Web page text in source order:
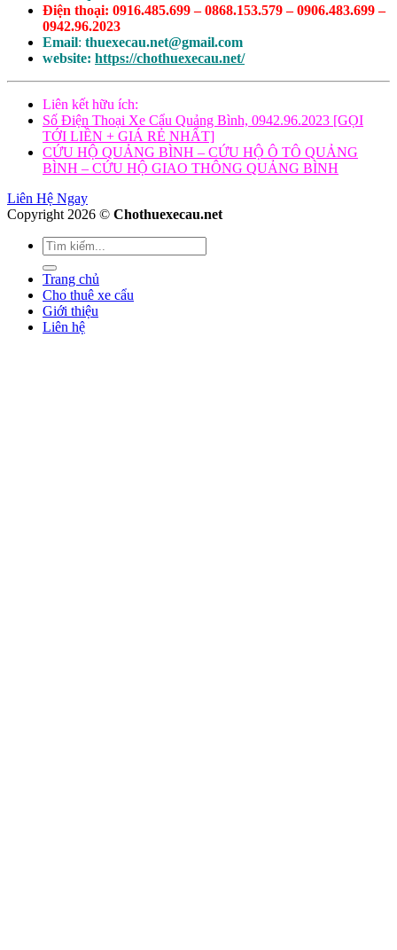
Điện thoại: 0916.485.699 – 0868.153.579 – 0906.483.699 –
0942.96.2023
Email: thuexecau.net@gmail.com
website: https://chothuexecau.net/
Liên kết hữu ích:
Số Điện Thoại Xe Cẩu Quảng Bình, 0942.96.2023 [GỌI
TỚI LIỀN + GIÁ RẺ NHẤT]
CỨU HỘ QUẢNG BÌNH – CỨU HỘ Ô TÔ QUẢNG
BÌNH – CỨU HỘ GIAO THÔNG QUẢNG BÌNH
Liên Hệ Ngay
Copyright 2026 © Chothuexecau.net
Trang chủ
Cho thuê xe cẩu
Giới thiệu
Liên hệ